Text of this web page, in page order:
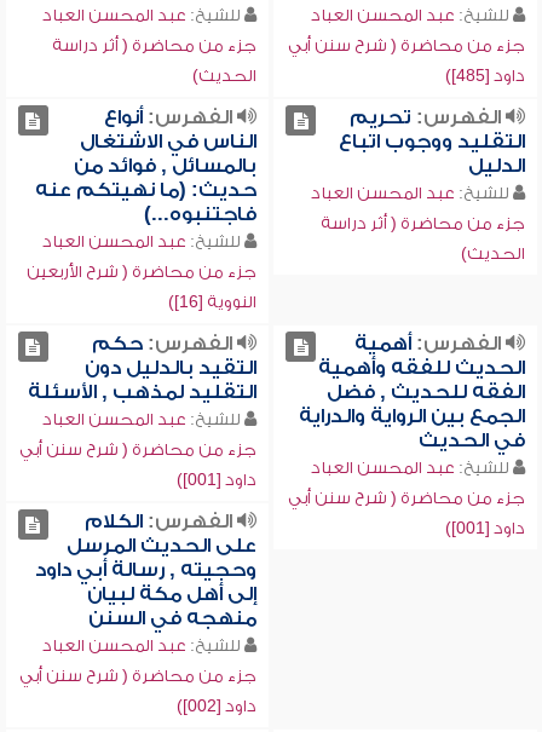
للشيخ: عبد المحسن العباد
جزء من محاضرة ( شرح سنن أبي
داود [485])
للشيخ: عبد المحسن العباد
جزء من محاضرة ( أثر دراسة
الحديث)
الفهرس: تحريم
التقليد ووجوب اتباع
الدليل
للشيخ: عبد المحسن العباد
جزء من محاضرة ( أثر دراسة
الحديث)
الفهرس:أنواع
الناس في الاشتغال
بالمسائل , فوائد من
حديث: (ما نهيتكم عنه
فاجتنبوه...)
للشيخ: عبد المحسن العباد
جزء من محاضرة ( شرح الأربعين
النووية [16])
الفهرس:أهمية
الحديث للفقه وأهمية
الفقه للحديث , فضل
الجمع بين الرواية والدراية
في الحديث
للشيخ: عبد المحسن العباد
جزء من محاضرة ( شرح سنن أبي
داود [001])
الفهرس:حكم
التقيد بالدليل دون
التقليد لمذهب , الأسئلة
للشيخ: عبد المحسن العباد
جزء من محاضرة ( شرح سنن أبي
داود [001])
الفهرس:الكلام
على الحديث المرسل
وحجيته , رسالة أبي داود
إلى أهل مكة لبيان
منهجه في السنن
للشيخ: عبد المحسن العباد
جزء من محاضرة ( شرح سنن أبي
داود [002])